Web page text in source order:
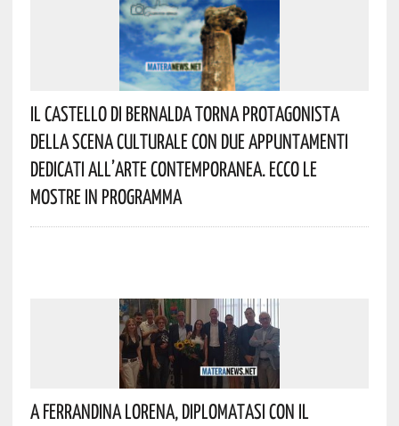
Il Castello Di Bernalda Torna Protagonista
Della Scena Culturale Con Due Appuntamenti
Dedicati All’arte Contemporanea. Ecco Le
Mostre In Programma
A Ferrandina Lorena, Diplomatasi Con Il